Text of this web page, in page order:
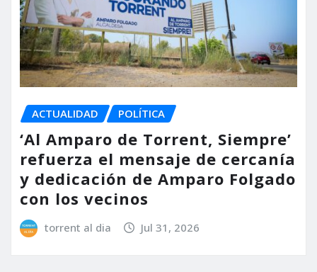
ACTUALIDAD POLÍTICA
‘Al Amparo de Torrent, Siempre’
refuerza el mensaje de cercanía
y dedicación de Amparo Folgado
con los vecinos
torrent al dia Jul 31, 2026